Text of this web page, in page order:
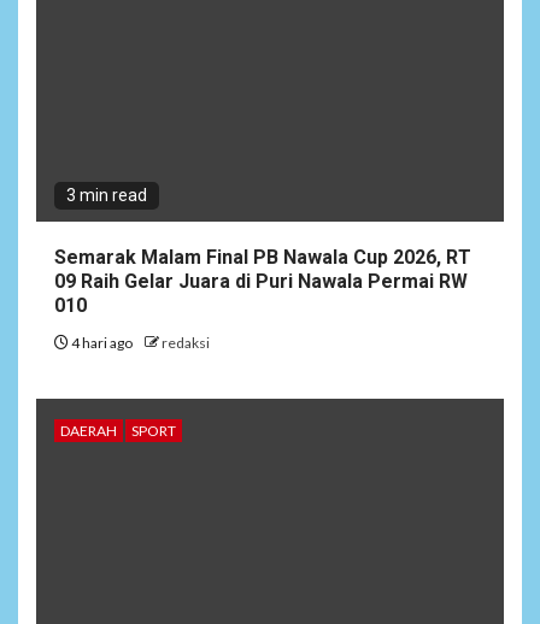
3 min read
Semarak Malam Final PB Nawala Cup 2026, RT
09 Raih Gelar Juara di Puri Nawala Permai RW
010
4 hari ago redaksi
DAERAH SPORT